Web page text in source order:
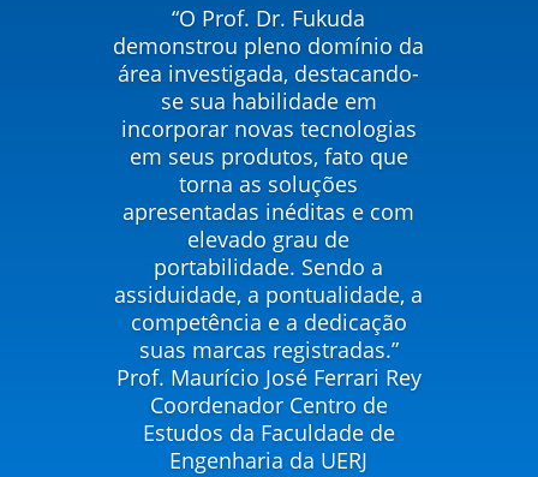
“O Prof. Dr. Fukuda
demonstrou pleno domínio da
área investigada, destacando-
se sua habilidade em
incorporar novas tecnologias
em seus produtos, fato que
torna as soluções
apresentadas inéditas e com
elevado grau de
portabilidade. Sendo a
assiduidade, a pontualidade, a
competência e a dedicação
suas marcas registradas.”
Prof. Maurício José Ferrari Rey
Coordenador Centro de
Estudos da Faculdade de
Engenharia da UERJ